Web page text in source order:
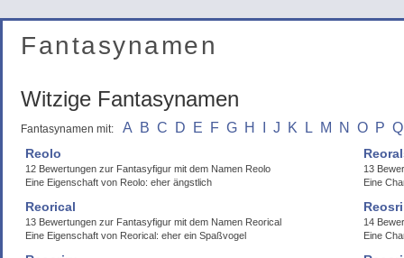
Fantasynamen
Witzige Fantasynamen
Fantasynamen mit: A B C D E F G H J K L M N O P Q
Reolo
12 Bewertungen zur Fantasyfigur mit dem Namen Reolo
Eine Eigenschaft von Reolo: eher ängstlich
13
Eine
Reorical
13 Bewertungen zur Fantasyfigur mit dem Namen Reorical
Eine Eigenschaft von Reorical: eher ein Spaßvogel
Reosri
14
Eine